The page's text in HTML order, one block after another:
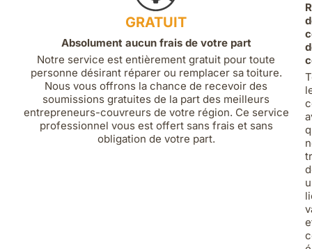
GRATUIT
Absolument aucun frais de votre part
Notre service est entièrement gratuit pour toute
personne désirant réparer ou remplacer sa toiture.
Nous vous offrons la chance de recevoir des
soumissions gratuites de la part des meilleurs
entrepreneurs-couvreurs de votre région. Ce service
professionnel vous est offert sans frais et sans
obligation de votre part.